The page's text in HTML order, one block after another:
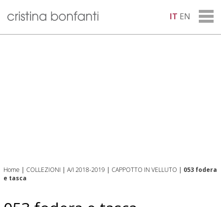
IT EN
Home | COLLEZIONI | A/I 2018-2019 | CAPPOTTO IN VELLUTO | 053 fodera
e tasca